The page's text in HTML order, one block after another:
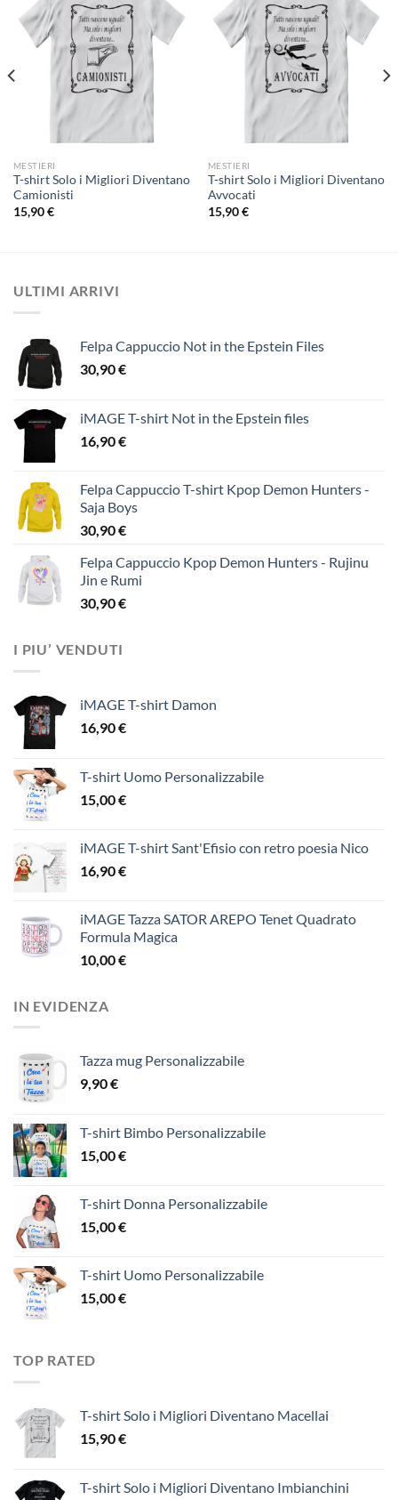
MESTIERI
T-shirt Solo i Migliori Diventano
Camionisti
15,90€
MESTIERI
T-shirt Solo i Migliori Diventano
Avvocati
15,90€
ULTIMI ARRIVI
Felpa Cappuccio Not in the Epstein Files
30,90€
iMAGE T-shirt Not in the Epstein files
16,90€
Felpa Cappuccio T-shirt Kpop Demon Hunters -
Saja Boys
30,90€
Felpa Cappuccio Kpop Demon Hunters - Rujinu
Jin e Rumi
30,90€
I PIU’ VENDUTI
iMAGE T-shirt Damon
16,90€
T-shirt Uomo Personalizzabile
15,00€
iMAGE T-shirt Sant'Efisio con retro poesia Nico
16,90€
iMAGE Tazza SATOR AREPO Tenet Quadrato
Formula Magica
10,00€
IN EVIDENZA
Tazza mug Personalizzabile
9,90€
T-shirt Bimbo Personalizzabile
15,00€
T-shirt Donna Personalizzabile
15,00€
T-shirt Uomo Personalizzabile
15,00€
TOP RATED
T-shirt Solo i Migliori Diventano Macellai
15,90€
T-shirt Solo i Migliori Diventano Imbianchini